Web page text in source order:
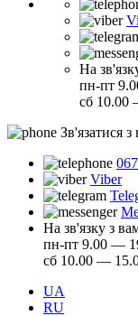
На
пн-пт
сб 10.00
Зв'язатися з
Viber
На зв'язку з
пн-пт 9.00 —
сб 10.00 —
UA
RU